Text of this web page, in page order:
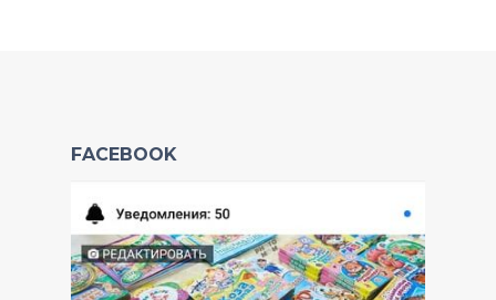
FACEBOOK